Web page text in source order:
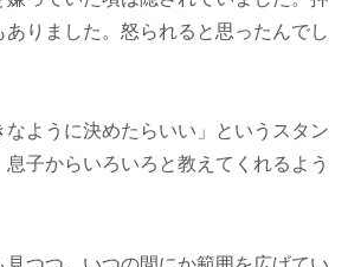
ありました。怒られると思ったんでし
なように決めたらいい」というスタン
子からいろいろと教えてくれるよう